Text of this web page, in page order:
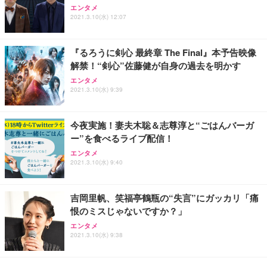
エンタメ
2021.3.10(水) 12:07
『るろうに剣心 最終章 The Final』本予告映像
解禁！“剣心”佐藤健が自身の過去を明かす
エンタメ
2021.3.10(水) 9:39
今夜実施！妻夫木聡＆志尊淳と“ごはんバーガ
ー”を食べるライブ配信！
エンタメ
2021.3.10(水) 9:40
吉岡里帆、笑福亭鶴瓶の“失言”にガッカリ「痛
恨のミスじゃないですか？」
エンタメ
2021.3.10(水) 9:38